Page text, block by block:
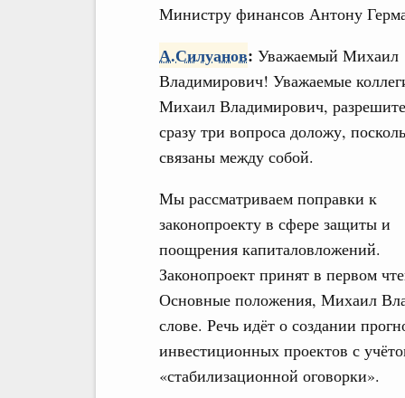
Министру финансов Антону
А.Силуанов: Уважаемый Михаил
Владимирович! Уважаемые
Михаил Владимирович,
сразу три вопроса доложу,
связаны между собой.
Мы рассматриваем поправки к
законопроекту в сфере защиты и
поощрения капиталовложений.
Законопроект принят в первом
Основные положения, Михаил
слове. Речь идёт о создании
инвестиционных проектов с
«стабилизационной оговорки».